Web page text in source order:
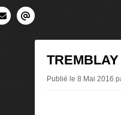
Publié le 8 Mai 2016